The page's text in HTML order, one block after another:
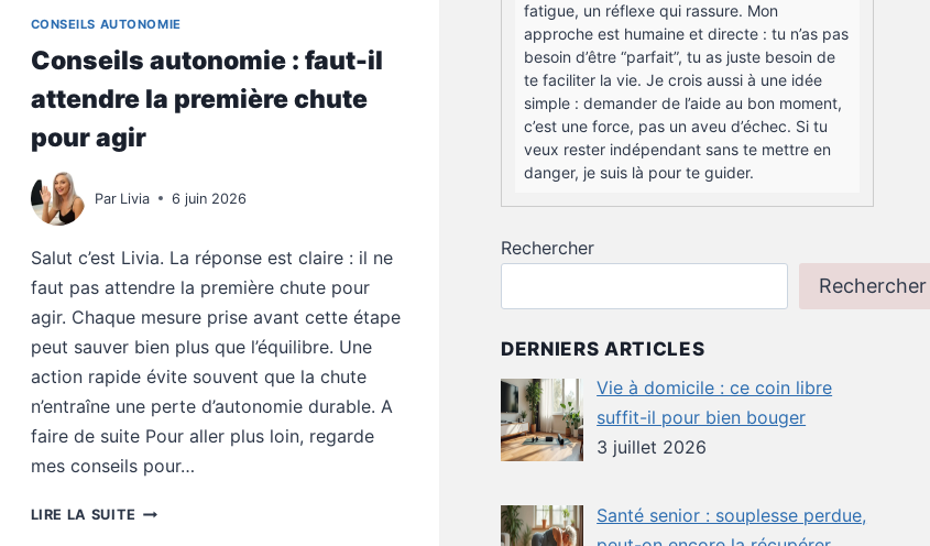
CONSEILS AUTONOMIE
Conseils autonomie : faut-il
attendre la première chute
pour agir
Par Livia 6 juin 2026
Salut c’est Livia. La réponse est claire : il ne
faut pas attendre la première chute pour
agir. Chaque mesure prise avant cette étape
peut sauver bien plus que l’équilibre. Une
action rapide évite souvent que la chute
n’entraîne une perte d’autonomie durable. A
faire de suite Pour aller plus loin, regarde
mes conseils pour…
LIRE LA SUITE CONSEILS
fatigue, un réflexe qui rassure. Mon
approche est humaine et directe : tu n’as pas
besoin d’être “parfait”, tu as juste besoin de
te faciliter la vie. Je crois aussi à une idée
simple : demander de l’aide au bon moment,
c’est une force, pas un aveu d’échec. Si tu
veux rester indépendant sans te mettre en
danger, je suis là pour te guider.
Rechercher
Rechercher
DERNIERS ARTICLES
Vie à domicile : ce coin libre
suffit-il pour bien bouger
3 juillet 2026
Santé senior : souplesse perdue,